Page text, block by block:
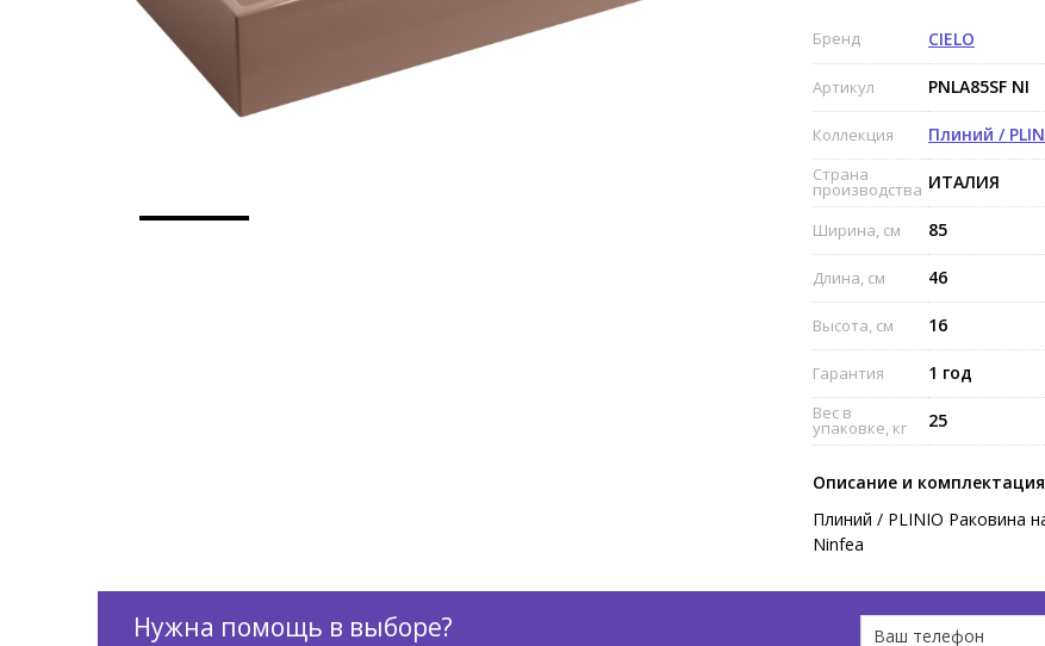
Бренд CIELO
Артикул PNLA85SF NI
Коллекция Плиний /
Страна
производства ИТАЛИЯ
Ширина, см 85
Длина, см 46
Высота, см 16
Гарантия 1 год
Вес в
упаковке, кг 25
Описание и
Плиний / PLINIO Раковина
Ninfea
Нужна помощь в выборе?